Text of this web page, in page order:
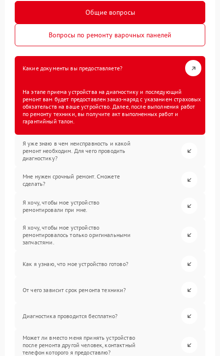
Общие вопросы
Вопросы по ремонту варочных панелей
Какие документы вы предоставляете?
На этапе приема устройства на диагностику и последующий
ремонт вам будет предоставлен заказ-наряд с указанием страховых
обязательств на ваше устройство. Далее, после выполнения работ
по ремонту техники, вы получите акт выполненных работ и
гарантийный талон.
Я уже знаю в чем неисправность и какой
ремонт необходим. Для чего проводить
диагностику?
Мне нужен срочный ремонт. Сможете
сделать?
Я хочу, чтобы мое устройство
ремонтировали при мне.
Я хочу, чтобы мое устройство
ремонтировалось только оригинальными
запчастями.
Как я узнаю, что мое устройство готово?
От чего зависит срок ремонта техники?
Диагностика проводится бесплатно?
Может ли вместо меня принять устройство
после ремонта другой человек, контактный
телефон которого я предоставлю?